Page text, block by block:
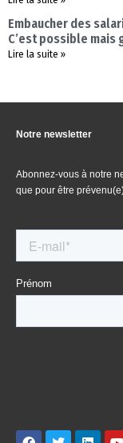
Embaucher des
C’est possible mais
Lire la suite »
Notre newsletter
Abonnez-vous à notre
que pour être